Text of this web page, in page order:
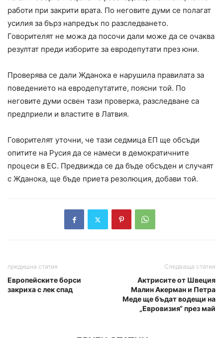
работи при закрити врата. По неговите думи се полагат
усилия за бърз напредък по разследването.
Говорителят не можа да посочи дали може да се очаква
резултат преди изборите за евродепутати през юни.
Проверява се дали Жданока е нарушила правилата за
поведението на евродепутатите, поясни той. По
неговите думи освен тази проверка, разследване са
предприели и властите в Латвия.
Говорителят уточни, че тази седмица ЕП ще обсъди
опитите на Русия да се намеси в демократичните
процеси в ЕС. Предвижда се да бъде обсъден и случаят
с Жданока, ще бъде приета резолюция, добави той.
предишна статия
Европейските борси
закриха с лек спад
Следваща статия
Актрисите от Швеция
Малин Акерман и Петра
Меде ще бъдат водещи на
„Евровизия“ през май